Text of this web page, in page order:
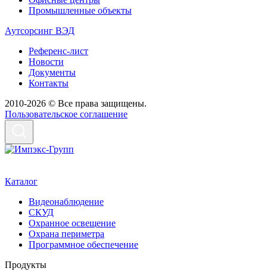
Промышленные объекты
Аутсорсинг ВЭД
Референс-лист
Новости
Документы
Контакты
2010-2026 © Все права защищены.
Пользовательское соглашение
Каталог
Видеонаблюдение
СКУД
Охранное освещение
Охрана периметра
Программное обеспечение
Продукты